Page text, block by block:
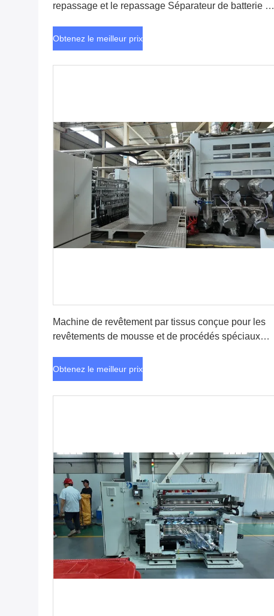
repassage et le repassage Séparateur de batterie au
Obtenez le meilleur prix
Machine de revêtement par tissus conçue pour les
revêtements de mousse et de procédés spéciaux
Obtenez le meilleur prix